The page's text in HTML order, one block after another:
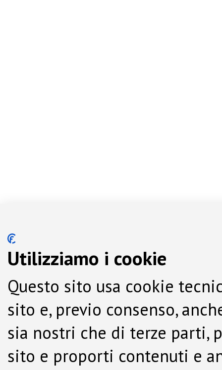
Utilizziamo i cookie
Questo sito usa cookie
sito e, previo consenso,
sia nostri che di terze parti,
sito e proporti contenuti e